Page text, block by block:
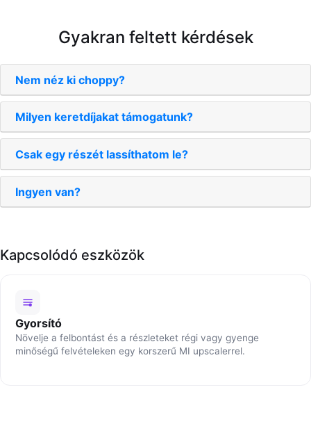
Gyakran feltett kérdések
Nem néz ki choppy?
Milyen keretdíjakat támogatunk?
Csak egy részét lassíthatom le?
Ingyen van?
Kapcsolódó eszközök
Gyorsító
Növelje a felbontást és a részleteket régi vagy gyenge
minőségű felvételeken egy korszerű MI upscalerrel.